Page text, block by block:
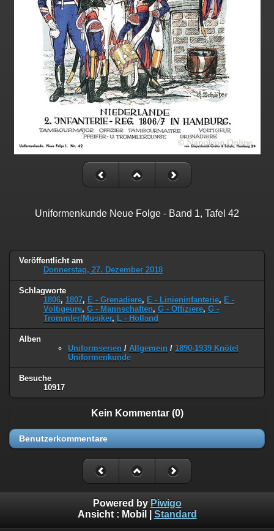
Uniformenkunde Neue Folge - Band 1, Tafel 42
Veröffentlicht am
Donnerstag, 27. Dezember 2018
Schlagworte
1806, 1807, E - Grenadiere, E - Linieninfanterie, E -
Voltigeure, G - Mannschaften, G - Offiziere, G -
Trommler/Musiker, L - Holland
Alben
Uniformserien / Allgemein / 1890-1939 Knötel
Uniformenkunde
Besuche
10917
Kein Kommentar (0)
Benutzerkommentare
Powered by Piwigo
Ansicht : Mobil Standard